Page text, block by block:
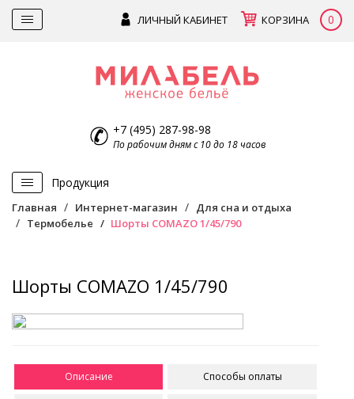
ЛИЧНЫЙ КАБИНЕТ КОРЗИНА 0
+7 (495) 287-98-98
По рабочим дням с 10 до 18 часов
Продукция
Главная Интернет-магазин
Для сна и отдыха
Термобелье
Шорты COMAZO 1/45/790
Шорты COMAZO 1/45/790
Описание Способы оплаты